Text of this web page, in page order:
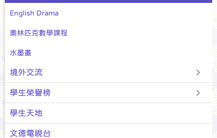
English Drama
奧林匹克數學課程
水墨畫
境外交流
學生榮譽榜
學生天地
文德電視台